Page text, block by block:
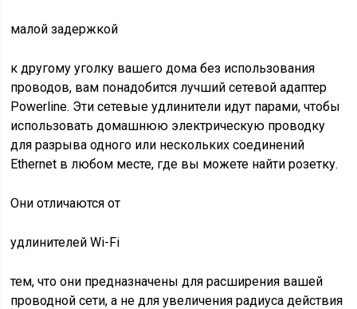
малой задержкой
к другому уголку вашего дома без использования
проводов, вам понадобится лучший сетевой адаптер
Powerline. Эти сетевые удлинители идут парами, чтобы
использовать домашнюю электрическую проводку
для разрыва одного или нескольких соединений
Ethernet в любом месте, где вы можете найти розетку.
Они отличаются от
удлинителей Wi-Fi
тем, что они предназначены для расширения вашей
проводной сети, а не для увеличения радиуса действия